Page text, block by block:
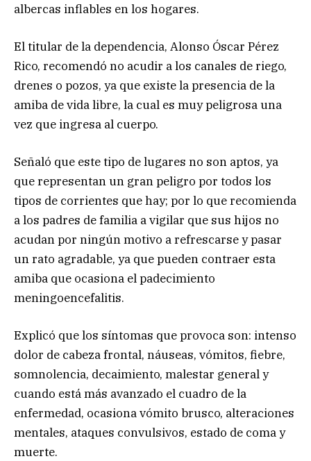
albercas inflables en los hogares.
El titular de la dependencia, Alonso Óscar Pérez
Rico, recomendó no acudir a los canales de riego,
drenes o pozos, ya que existe la presencia de la
amiba de vida libre, la cual es muy peligrosa una
vez que ingresa al cuerpo.
Señaló que este tipo de lugares no son aptos, ya
que representan un gran peligro por todos los
tipos de corrientes que hay; por lo que recomienda
a los padres de familia a vigilar que sus hijos no
acudan por ningún motivo a refrescarse y pasar
un rato agradable, ya que pueden contraer esta
amiba que ocasiona el padecimiento
meningoencefalitis.
Explicó que los síntomas que provoca son: intenso
dolor de cabeza frontal, náuseas, vómitos, fiebre,
somnolencia, decaimiento, malestar general y
cuando está más avanzado el cuadro de la
enfermedad, ocasiona vómito brusco, alteraciones
mentales, ataques convulsivos, estado de coma y
muerte.